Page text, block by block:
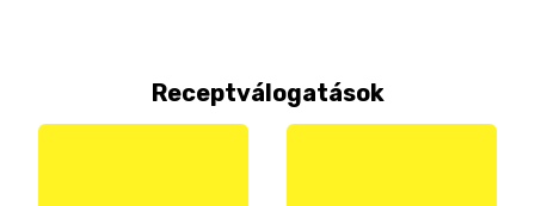
Receptválogatások